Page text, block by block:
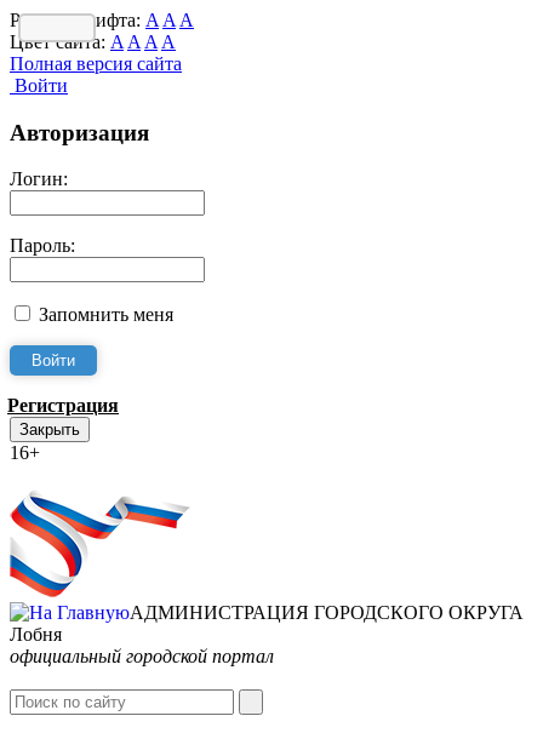
Размер шрифта: A A A
Цвет сайта: A A A A
Полная версия сайта
Войти
Авторизация
Логин:
Пароль:
Запомнить меня
Регистрация
Закрыть
16+
АДМИНИСТРАЦИЯ ГОРОДСКОГО ОКРУГА
Лобня
официальный городской портал